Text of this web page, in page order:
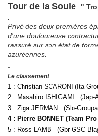
Tour de la Soule
"
.
Privé des deux premières
d'une douloureuse
rassuré sur son état de
azuréennes.
.
Le classement
1 : Christian SCARONI (Ita-
2 : Masahiro ISHIGAMI (Jap-
3 : Ziga JERMAN (Slo-
4 : Pierre BONNET (Team
5 : Ross LAMB (Gbr-GSC